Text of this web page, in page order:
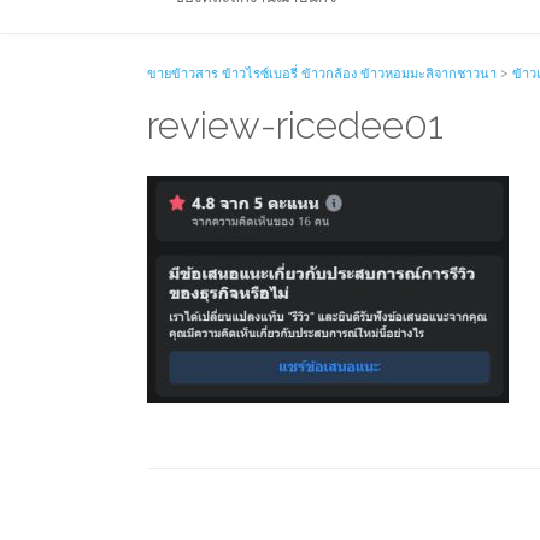
ขายข้าวสาร ข้าวไรซ์เบอรี่ ข้าวกล้อง ข้าวหอมมะลิจากชาวนา > ข้าว
review-ricedee01